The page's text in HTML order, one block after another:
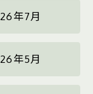
年7月
年5月